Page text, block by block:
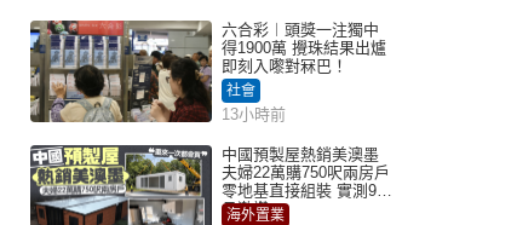
六合彩︱頭獎一注獨中
得1900萬 攪珠結果出爐
即刻入嚟對冧巴！
社會
13小時前
中國預製屋熱銷美澳墨
夫婦22萬購750呎兩房戶
零地基直接組裝 實測9個
月激讚
海外置業